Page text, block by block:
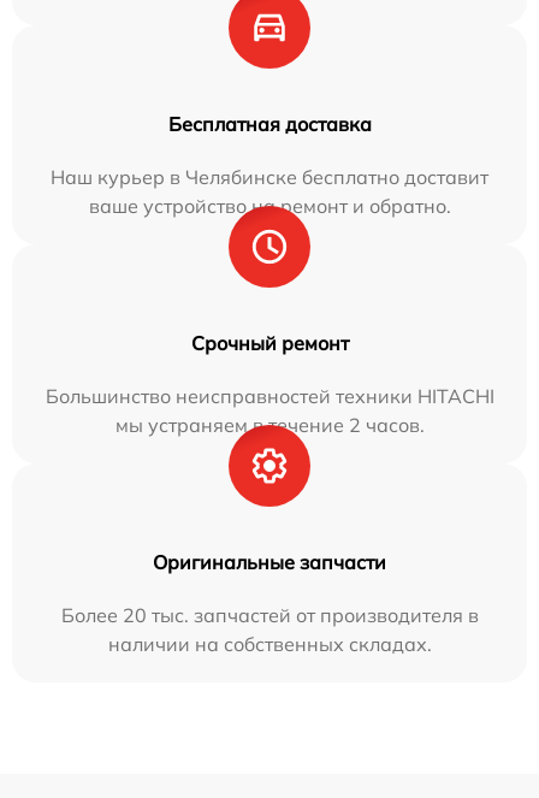
Бесплатная доставка
Наш курьер в Челябинске бесплатно доставит
ваше устройство на ремонт и обратно.
Срочный ремонт
Большинство неисправностей техники HITACHI
мы устраняем в течение 2 часов.
Оригинальные запчасти
Более 20 тыс. запчастей от производителя в
наличии на собственных складах.